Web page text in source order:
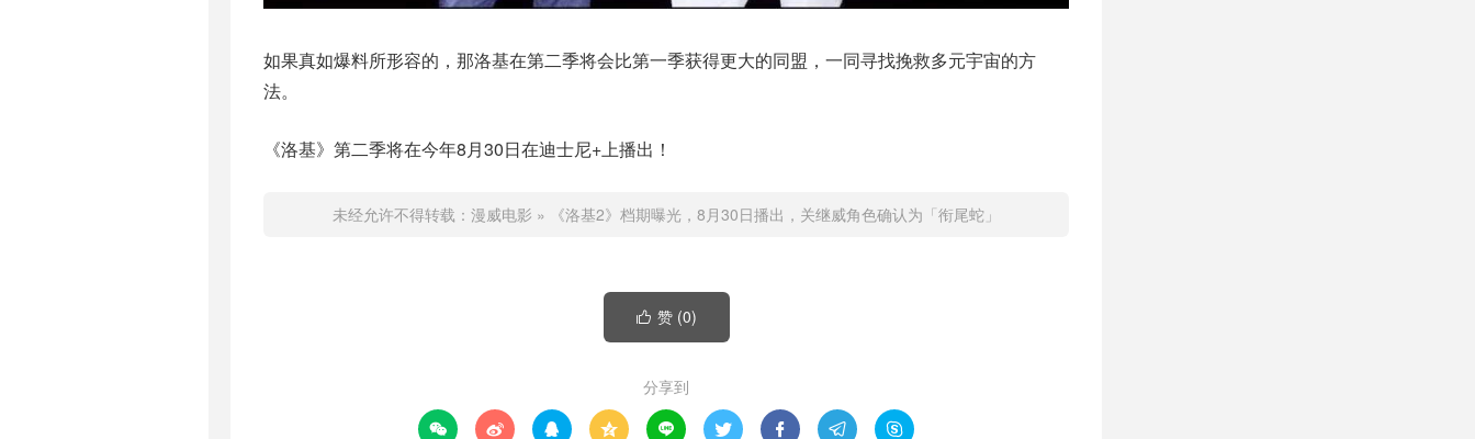
如果真如爆料所形容的，那洛基在第二季将会比第一季获得更大的同盟，一同寻找挽救多元宇宙的方
法。
《洛基》第二季将在今年8月30日在迪士尼+上播出！
未经允许不得转载： 漫威电影 » 《洛基2》档期曝光，8月30日播出，关继威角色确认为「衔尾蛇」
 赞 (0)
分享到
        